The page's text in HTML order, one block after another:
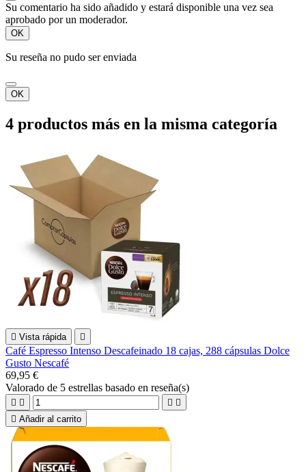
Su comentario ha sido añadido y estará disponible una vez sea
aprobado por un moderador.
OK
Su reseña no pudo ser enviada
OK
4 productos más en la misma categoría
 Vista rápida 
Café Espresso Intenso Descafeinado 18 cajas, 288 cápsulas Dolce
Gusto Nescafé
69,95 €
Valorado de 5 estrellas basado en reseña(s)
   
 Añadir al carrito